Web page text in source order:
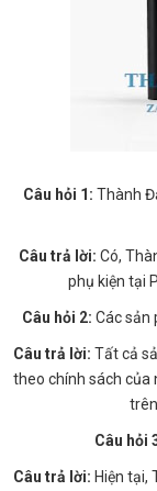
Câu hỏi 1: Thành
Câu trả lời: Có,
phụ kiện tại
Câu hỏi 2: Các sản
Câu trả lời: Tất cả
theo chính sách của
Câu hỏi
Câu trả lời: Hiện tại,